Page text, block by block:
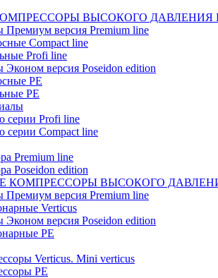
ВЫСОКОГО ДАВЛЕНИЯ
Премиум версия Premium line
Compact line
Profi line
Эконом версия Poseidon edition
PE
PE
серии Profi line
серии Compact line
Premium line
Poseidon edition
КОМПРЕССОРЫ ВЫСОКОГО
Премиум версия Premium line
Verticus
Эконом версия Poseidon edition
PE
Verticus. Mini verticus
PE